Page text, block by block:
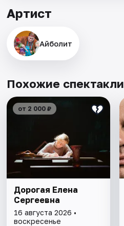
Артист
Айболит
Похожие спектакли
от 2 000 ₽
Дорогая Елена
Сергеевна
16 августа 2026 •
воскресенье